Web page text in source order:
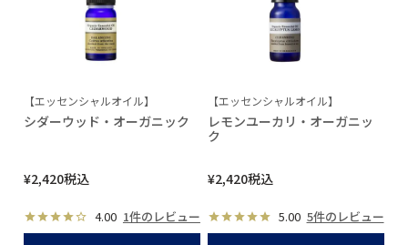
【エッセンシャルオイル】
シダーウッド・オーガニック
¥2,420税込
4.00 1件のレビュー
【エッセンシャルオイル】
レモンユーカリ・オーガニッ
ク
¥2,420税込
5.00 5件のレビュー